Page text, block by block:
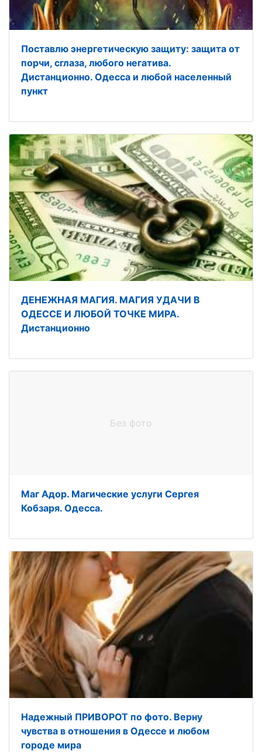
Поставлю энергетическую защиту: защита от
порчи, сглаза, любого негатива.
Дистанционно. Одесса и любой населенный
пункт
ДЕНЕЖНАЯ МАГИЯ. МАГИЯ УДАЧИ В
ОДЕССЕ И ЛЮБОЙ ТОЧКЕ МИРА.
Дистанционно
Без фото
Маг Адор. Магические услуги Сергея
Кобзаря. Одесса.
Надежный ПРИВОРОТ по фото. Верну
чувства в отношения в Одессе и любом
городе мира